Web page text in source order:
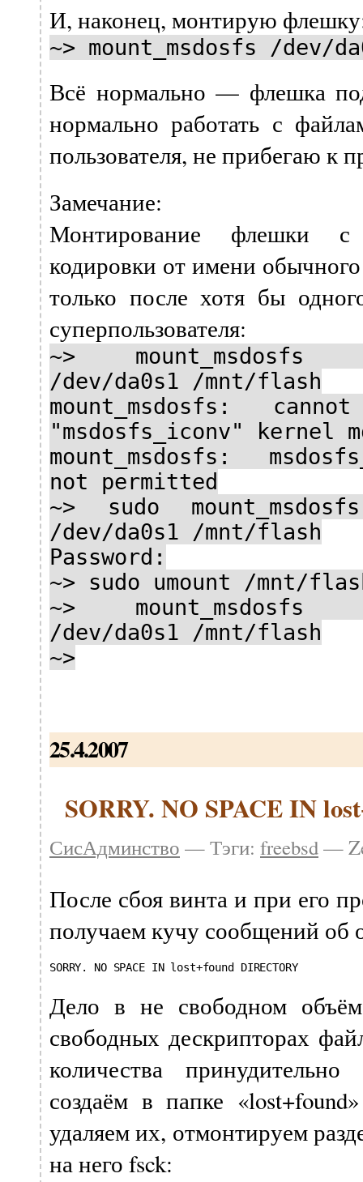
И, наконец, монтирую
~> mount_msdosfs /dev/
Всё нормально — флешка
нормально работать с
пользователя, не прибегаю к
Замечание:
Монтирование флешки с
кодировки от имени
только после хотя бы
суперпользователя:
~> mount_msdosfs
/dev/da0s1 /mnt/flash
mount_msdosfs:
"msdosfs_iconv" kernel
mount_msdosfs:
not permitted
~> sudo
/dev/da0s1 /mnt/flash
Password:
~> sudo umount /mnt/
~> mount_msdosfs
/dev/da0s1 /mnt/flash
~>
25.4.2007
SORRY. NO SPACE IN
СисАдминство — Тэги: freebsd—
После сбоя винта и при его
получаем кучу сообщений об
SORRY. NO SPACE IN lost+found DIRECTORY
Дело в не свободном
свободных дескрипторах
количества
создаём в папке
удаляем их, отмонтируем
на него fsck: